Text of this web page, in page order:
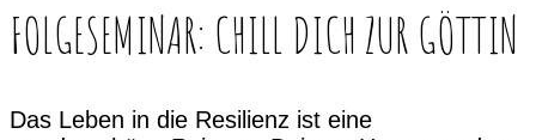
FOLGESEMINAR: CHILL DICH ZUR GÖTTIN
Das Leben in die Resilienz ist eine